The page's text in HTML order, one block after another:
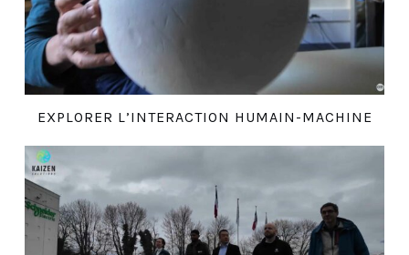
EXPLORER L’INTERACTION HUMAIN-MACHINE